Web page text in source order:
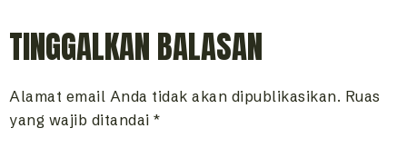
TINGGALKAN BALASAN
Alamat email Anda tidak akan dipublikasikan. Ruas
yang wajib ditandai *